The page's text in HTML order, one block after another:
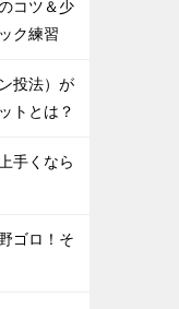
コツ＆少
ク練習
投法）が
トとは？
手くなら
ゴロ！そ